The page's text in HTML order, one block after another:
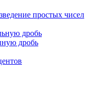
простых чисел
дробь
дробь